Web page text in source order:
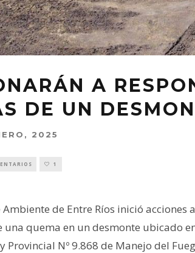
A
DE UN
2025
1
Ambiente de Entre Ríos inició
una quema en un desmonte ubicado
Provincial Nº 9.868 de Manejo del